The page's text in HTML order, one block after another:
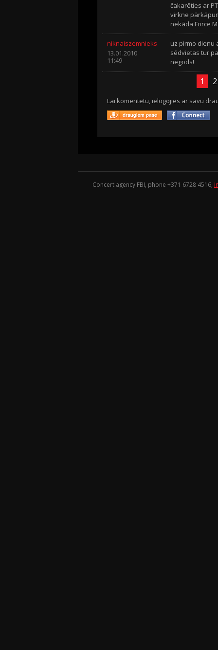
čakarēties ar
virkne
nekāda Force
niknaiszemnieks
13.01.2010
11:49
uz pirmo dienu
sēdvietas tur
negods!
1 2
Lai komentētu, ielogojies ar savu
Concert agency FBI, phone +371 6728 4516,